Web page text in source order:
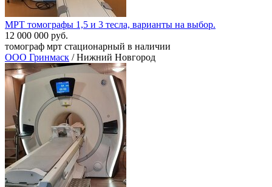
МРТ томографы 1,5 и 3 тесла, варианты на выбор.
12 000 000 руб.
томограф мрт стационарный в наличии
ООО Гринмаск / Нижний Новгород